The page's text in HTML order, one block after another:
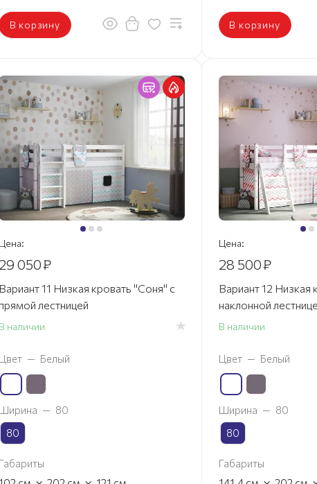
В корзину В корзину
Цена:
29 050₽
Вариант 11 Низкая кровать "Соня" с
прямой лестницей
В наличии
Цвет — Белый
Ширина — 80
80
Габариты
Цена:
28 500₽
Вариант 12 Низкая
наклонной
В наличии
Цвет — Белый
Ширина — 80
80
Габариты